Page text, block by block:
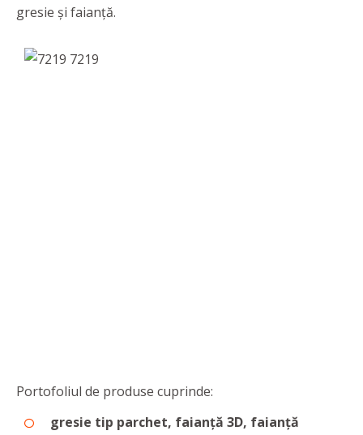
gresie și faianță.
Portofoliul de produse cuprinde:
gresie tip parchet, faianță 3D, faianță